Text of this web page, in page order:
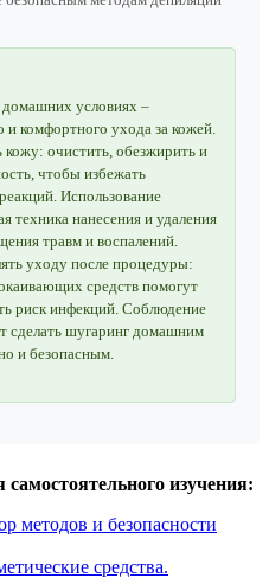
домашних условиях –
комфортного ухода за кожей.
очистить, обезжирить и
чтобы избежать
Использование
техника нанесения и удаления
травм и воспалений.
уходу после процедуры:
средств помогут
риск инфекций. Соблюдение
сделать шугаринг домашним
и безопасным.
изучения:
методов и безопасности
средства.